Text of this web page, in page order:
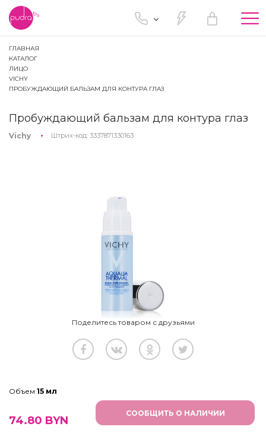
ГЛАВНАЯ
КАТАЛОГ
ЛИЦО
VICHY
ПРОБУЖДАЮЩИЙ БАЛЬЗАМ ДЛЯ КОНТУРА ГЛАЗ
Пробуждающий бальзам для контура глаз
Vichy Штрих-код: 3337871330163
Поделитесь товаром с друзьями
Объем 15 мл
74.80 BYN
СООБЩИТЬ О НАЛИЧИИ